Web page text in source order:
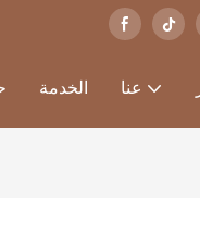
الخدمة عنا